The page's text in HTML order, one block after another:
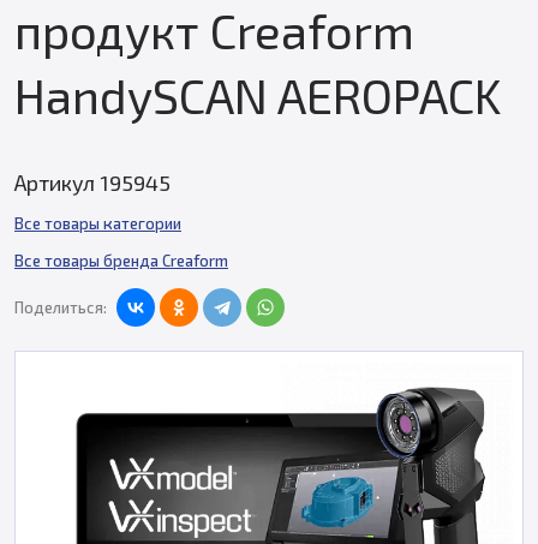
продукт Creaform
HandySCAN AEROPACK
Артикул 195945
Все товары категории
Все товары бренда Creaform
Поделиться: